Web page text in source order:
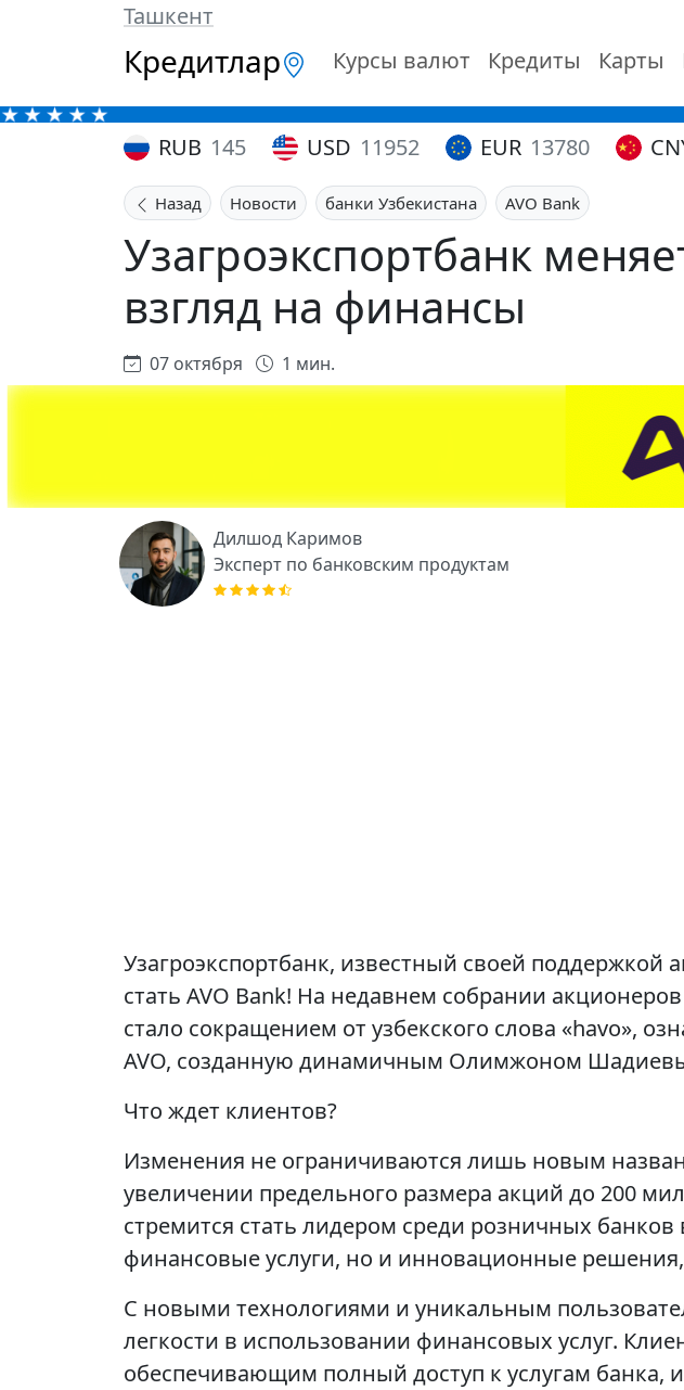
Ташкент
Кредитлар Курсы валют Кредиты Карты
RUB 145 USD 11952 EUR 13780
Назад Новости банки Узбекистана AVO Bank
Узагроэкспортбанк
взгляд на финансы
07 октября 1 мин.
Дилшод Каримов
Эксперт по банковским продуктам
Узагроэкспортбанк, известный своей
стать AVO Bank! На недавнем собрании
стало сокращением от узбекского слова «havo»,
AVO, созданную динамичным Олимжоном
Что ждет клиентов?
Изменения не ограничиваются лишь новым
увеличении предельного размера акций до 200
стремится стать лидером среди розничных
финансовые услуги, но и инновационные
С новыми технологиями и уникальным
легкости в использовании финансовых услуг.
обеспечивающим полный доступ к услугам банка,